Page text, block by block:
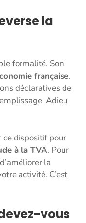
la
formalité. Son
française.
déclaratives de
Adieu
ce dispositif pour
à la TVA. Pour
la
activité. C’est
vous